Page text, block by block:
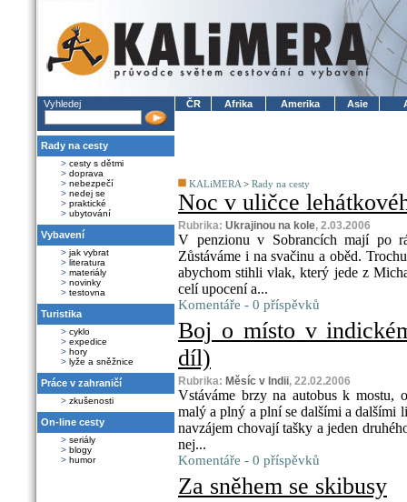
Vyhledej
Rady na cesty
> cesty s dětmi
> doprava
> nebezpečí
> nedej se
> praktické
> ubytování
Vybavení
> jak vybrat
> literatura
> materiály
> novinky
> testovna
Turistika
> cyklo
> expedice
> hory
> lyže a sněžnice
Práce v zahraničí
> zkušenosti
On-line cesty
> seriály
> blogy
> humor
ČR Afrika Amerika Asie
KALiMERA > Rady na cesty
Noc v uličce
Rubrika: Ukrajinou na kole, 2.03.2006
V penzionu v Sobrancích mají po
Zůstáváme i na svačinu a oběd.
abychom stihli vlak, který jede z
celí upocení a...
Komentáře - 0 příspěvků
Boj o místo v
díl)
Rubrika: Měsíc v Indii, 22.02.2006
Vstáváme brzy na autobus k mostu,
malý a plný a plní se dalšími a dalšími
navzájem chovají tašky a jeden
nej...
Komentáře - 0 příspěvků
Za sněhem se skibusy